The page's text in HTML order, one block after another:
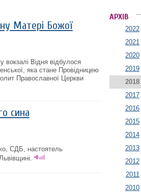
Матері Божої
вокзалі Відня відбулося
яка стане Провідницею
Православної Церкви
сина
СДБ, настоятель
АРХІВ
2022
2021
2020
2019
2018
2017
2016
2015
2014
2013
2012
2011
2010